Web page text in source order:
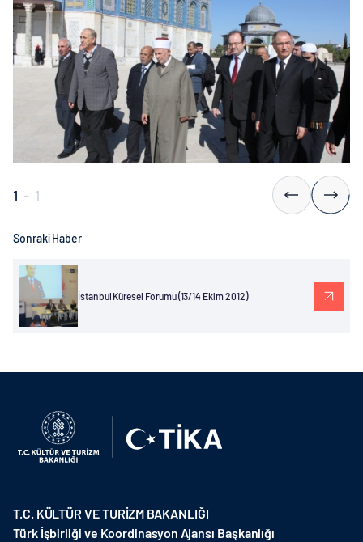
1 - 1
Sonraki Haber
İstanbul Küresel Forumu (13/14 Ekim 2012)
T.C. KÜLTÜR VE TURİZM BAKANLIĞI
Türk İşbirliği ve Koordinasyon Ajansı Başkanlığı